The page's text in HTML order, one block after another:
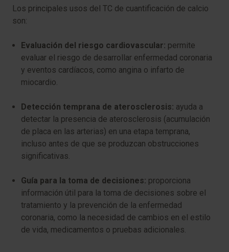
Los principales usos del TC de cuantificación de calcio
son:
Evaluación del riesgo cardiovascular: permite
evaluar el riesgo de desarrollar enfermedad coronaria
y eventos cardíacos, como angina o infarto de
miocardio.
Detección temprana de aterosclerosis: ayuda a
detectar la presencia de aterosclerosis (acumulación
de placa en las arterias) en una etapa temprana,
incluso antes de que se produzcan obstrucciones
significativas.
Guía para la toma de decisiones: proporciona
información útil para la toma de decisiones sobre el
tratamiento y la prevención de la enfermedad
coronaria, como la necesidad de cambios en el estilo
de vida, medicamentos o pruebas adicionales.